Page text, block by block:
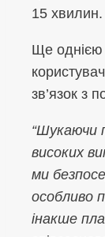
15 хвилин.
Ще однією
зв’язок з
“Шукаючи
високих
ми
особливо
інакше